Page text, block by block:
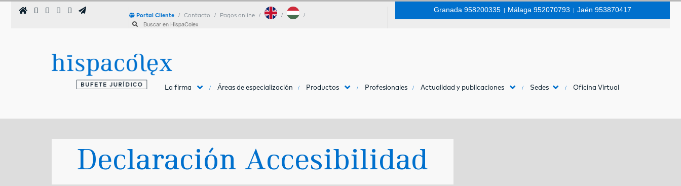
Portal Cliente Contacto Pagos online
Granada 958200335 | Málaga 952070793 | Jaén 953870417
La firma Áreas de especialización Productos Profesionales Actualidad y publicaciones Sedes Oficina Virtual
Declaración Accesibilidad